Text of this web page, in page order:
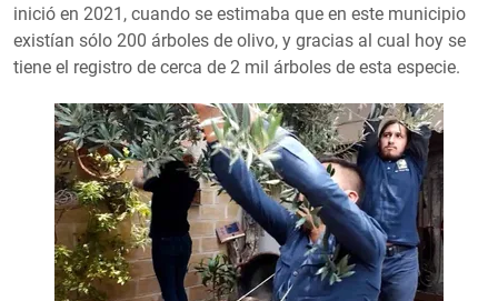
inició en 2021, cuando se estimaba que en este municipio
existían sólo 200 árboles de olivo, y gracias al cual hoy se
tiene el registro de cerca de 2 mil árboles de esta especie.